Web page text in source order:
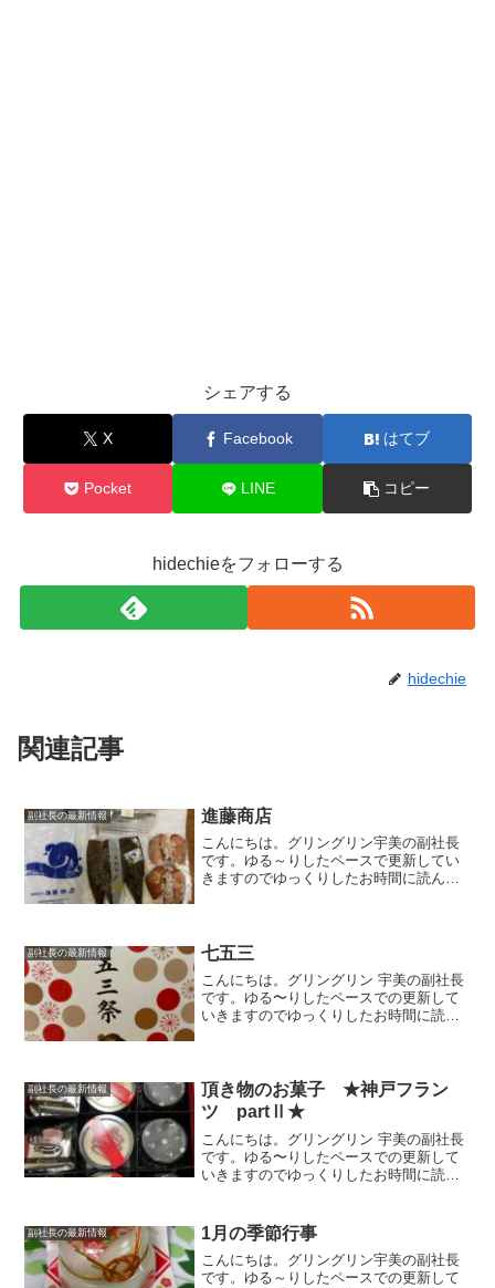
シェアする
X Facebook はてブ
Pocket LINE コピー
hidechieをフォローする
hidechie
関連記事
副社長の最新情報 進藤商店
こんにちは。グリングリン宇美の副社長
です。ゆる～りしたペースで更新してい
きますのでゆっくりしたお時間に読んで
店」さんに行ってきまし...
副社長の最新情報 七五三
こんにちは。グリングリン 宇美の副社長
です。ゆる〜りしたペースでの更新して
いきますのでゆっくりしたお時間に読ん
した。七五三参りについ...
副社長の最新情報
頂き物のお菓子 ★神戸フラン
ツ partⅡ★
こんにちは。グリングリン 宇美の副社長
です。ゆる〜りしたペースでの更新して
いきますのでゆっくりしたお時間に読ん
戸Frantz（フランツ）のお菓子ｂｏｘを
お歳暮にいただき...
副社長の最新情報 1月の季節行事
こんにちは。グリングリン宇美の副社長
です。ゆる～りしたペースでの更新して